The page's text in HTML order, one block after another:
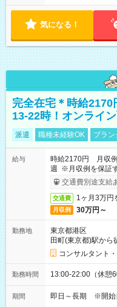
気になる！
完全在宅＊時給
13-22時！オンライ
派遣 職種未経験OK ブラン
給与
時給2170円 月収
週 ※月収例を保証
ービス利用可（利用
交通費別途支給
交通費 1ヶ月3万円
月収例 30万円～
勤務地
東京都港区
田町(東京都)駅から
コンサルタント
勤務時間 13:00-22:00（休憩
期間 即日～長期 ※開始